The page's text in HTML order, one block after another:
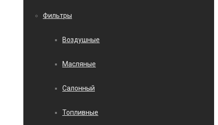
Фильтры
Воздушные
Масляные
Салонный
Топливные